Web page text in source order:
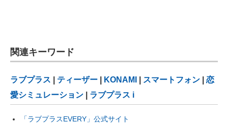
関連キーワード
ラブプラス ティーザー KONAMI スマートフォン
恋
愛シミュレーション
ラブプラス i
「ラブプラスEVERY」公式サイト